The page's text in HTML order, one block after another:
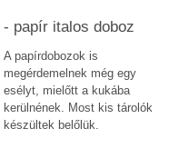
papír italos doboz
A papírdobozok is
megérdemelnek még egy
esélyt, mielőtt a kukába
kerülnének. Most kis tárolók
készültek belőlük.